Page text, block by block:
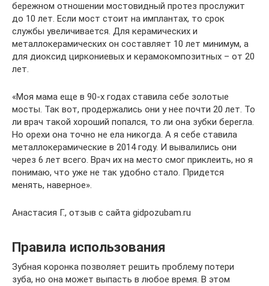
бережном отношении мостовидный протез прослужит
до 10 лет. Если мост стоит на имплантах, то срок
службы увеличивается. Для керамических и
металлокерамических он составляет 10 лет минимум, а
для диоксид циркониевых и керамокомпозитных – от 20
лет.
«Моя мама еще в 90-х годах ставила себе золотые
мосты. Так вот, продержались они у нее почти 20 лет. То
ли врач такой хороший попался, то ли она зубки берегла.
Но орехи она точно не ела никогда. А я себе ставила
металлокерамические в 2014 году. И вывалились они
через 6 лет всего. Врач их на место смог приклеить, но я
понимаю, что уже не так удобно стало. Придется
менять, наверное».
Анастасия Г., отзыв с сайта gidpozubam.ru
Правила использования
Зубная коронка позволяет решить проблему потери
зуба, но она может выпасть в любое время. В этом